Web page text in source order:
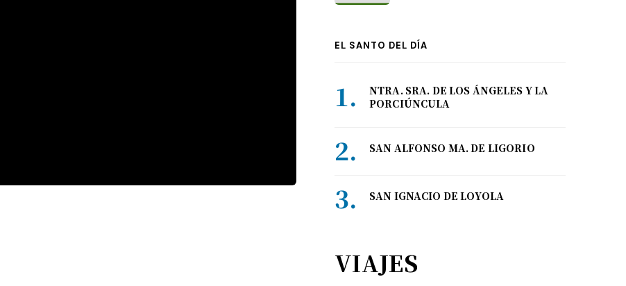
EL SANTO DEL DÍA
NTRA. SRA. DE LOS ÁNGELES Y LA
PORCIÚNCULA
SAN ALFONSO MA. DE LIGORIO
SAN IGNACIO DE LOYOLA
VIAJES